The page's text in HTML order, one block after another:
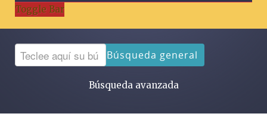
Toggle Bar
Búsqueda general
Búsqueda avanzada